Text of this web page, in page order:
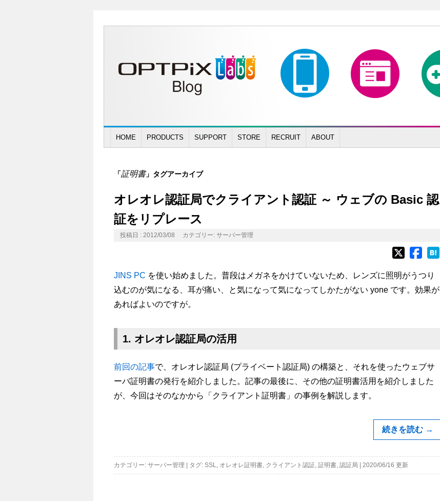
HOME PRODUCTS SUPPORT STORE RECRUIT ABOUT
「証明書」タグアーカイブ
オレオレ認証局でクライアント認証 ～ ウェブの Basic 認
証をリプレース
投稿日 : 2012/03/08 カテゴリー: サーバー管理
JINS PC を使い始めました。普段はメガネをかけていないため、レンズに照明がうつり
込むのが気になる、耳が痛い、と気になって気になってしかたがない yone です。効果が
あればよいのですが。
1. オレオレ認証局の活用
前回の記事で、オレオレ認証局 (プライベート認証局) の構築と、それを使ったウェブサ
ーバ証明書の発行を紹介しました。記事の最後に、その他の証明書活用を紹介しました
が、今回はそのなかから「クライアント証明書」の事例を解説します。
続きを読む →
カテゴリー: サーバー管理 タグ: SSL, オレオレ証明書, クライアント認証, 証明書, 認証局 2020/06/16 更新